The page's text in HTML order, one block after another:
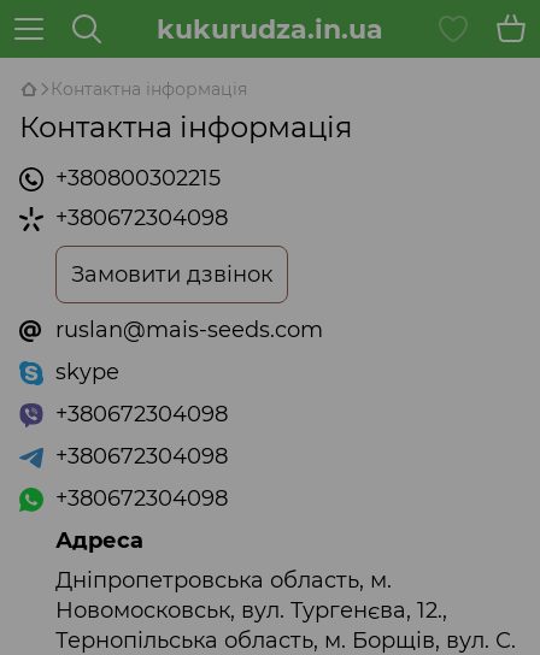
kukurudza.in.ua
Контактна інформація
Контактна інформація
+380800302215
+380672304098
Замовити дзвінок
ruslan@mais-seeds.com
skype
+380672304098
+380672304098
+380672304098
Адреса
Дніпропетровська область, м.
Новомосковськ, вул. Тургенєва, 12.,
Тернопільська область, м. Борщів, вул. С.